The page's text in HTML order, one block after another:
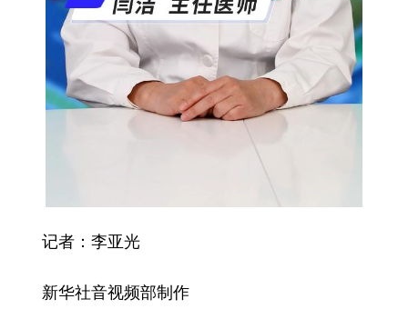
记者：李亚光
新华社音视频部制作